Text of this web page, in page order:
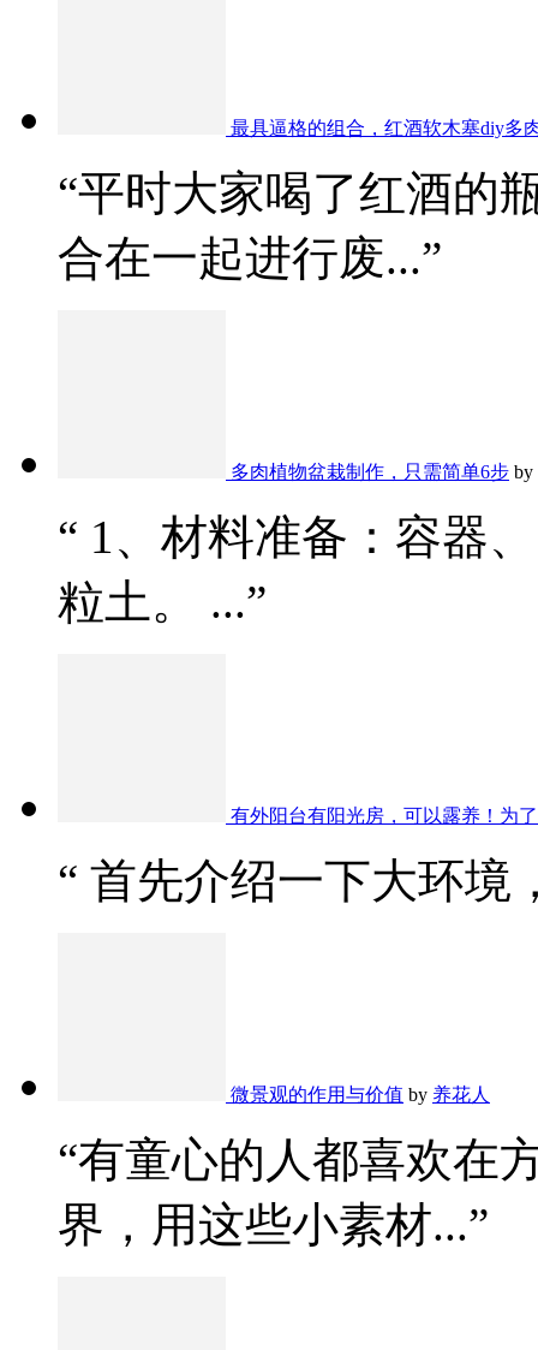
最具逼格的组合，红酒软木塞diy多
“平时大家喝了红酒的
合在一起进行废...”
多肉植物盆栽制作，只需简单6步 by
“ 1、材料准备：容器
粒土。 ...”
有外阳台有阳光房，可以露养！为
“ 首先介绍一下大环境
微景观的作用与价值 by 养花人
“有童心的人都喜欢在
界，用这些小素材...”